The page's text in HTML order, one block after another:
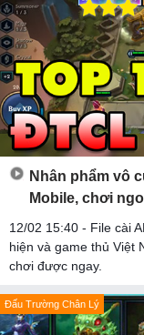
Nhân phẩm vô
Mobile, chơi
12/02 15:40 - File cài
hiện và game thủ Việt
chơi được ngay.
Đấu Trường Chân Lý